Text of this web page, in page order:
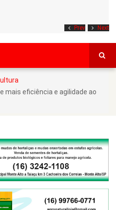
Prev Next
mais eficiência e agilidade ao